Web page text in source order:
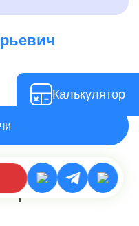
Калькулятор